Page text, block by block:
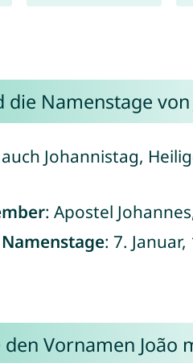
die Namenstage von
Johannistag,
: Apostel
: 7. Januar,
den Vornamen João